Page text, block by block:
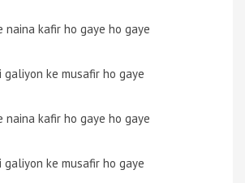
naina kafir ho gaye ho gaye
galiyon ke musafir ho gaye
naina kafir ho gaye ho gaye
galiyon ke musafir ho gaye